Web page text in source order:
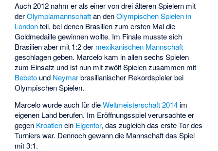
Auch 2012 nahm er als einer von drei älteren Spielern mit
derOlympiamannschaftan denOlympischen Spielen in
Londonteil, bei denen Brasilien zum ersten Mal die
Goldmedaille gewinnen wollte. Im Finale musste sich
Brasilien aber mit 1:2 der mexikanischen Mannschaft
geschlagen geben. Marcelo kam in allen sechs Spielen
zum Einsatz und ist nun mit zwölf Spielen zusammen mit
Bebeto und Neymarbrasilianischer Rekordspieler bei
Olympischen Spielen.
Marcelo wurde auch für dieWeltmeisterschaft 2014 im
eigenen Land berufen. Im Eröffnungsspiel verursachte er
gegen Kroatienein Eigentor, das zugleich das erste Tor des
Turniers war. Dennoch gewann die Mannschaft das Spiel
mit 3:1.